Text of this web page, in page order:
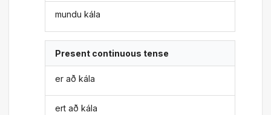
mundu kála
Present continuous tense
er að kála
ert að kála